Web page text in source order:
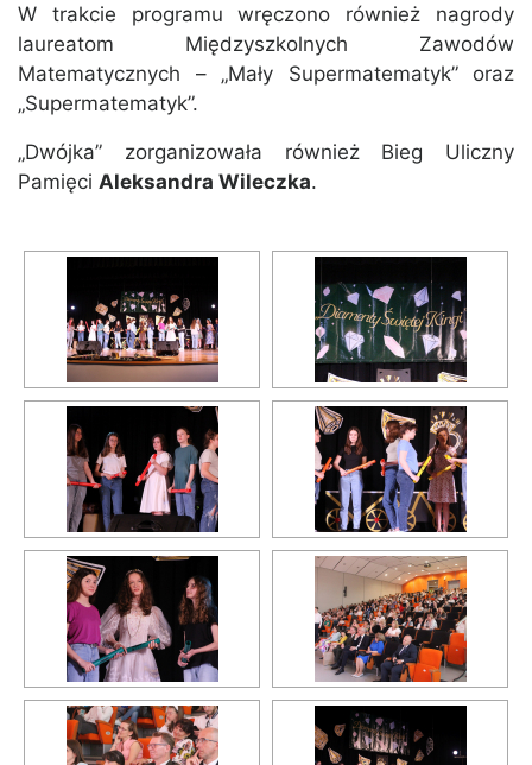
W trakcie programu wręczono również nagrody
laureatom Międzyszkolnych Zawodów
Matematycznych – „Mały Supermatematyk” oraz
„Supermatematyk”.
„Dwójka” zorganizowała również Bieg Uliczny
Pamięci Aleksandra Wileczka.